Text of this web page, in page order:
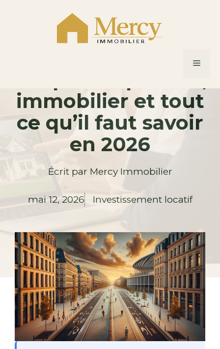
Paris Porte de la
immobilier et tout
ce qu’il faut savoir
en 2026
Écrit par Mercy Immobilier
mai 12, 2026 Investissement locatif